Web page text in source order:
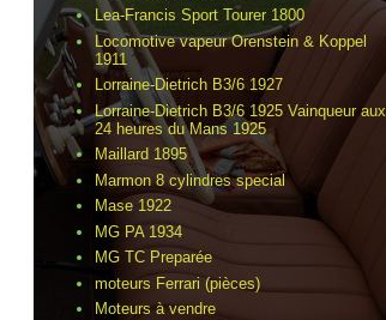
Lea-Francis Sport Tourer 1800
Locomotive vapeur Orenstein & Koppel
1911
Lorraine-Dietrich B3/6 1927
Lorraine-Dietrich B3/6 1925 Vainqueur aux
24 heures du Mans 1925
Maillard 1895
Marmon 8 cylindres special
Mase 1922
MG PA 1934
MG TC Preparée
moteurs Ferrari (pièces)
Moteurs à vendre